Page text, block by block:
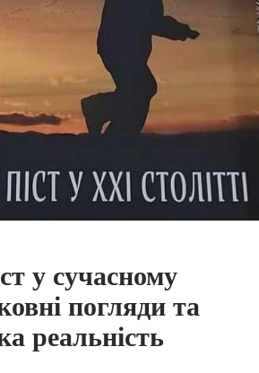
у сучасному
погляди та
реальність